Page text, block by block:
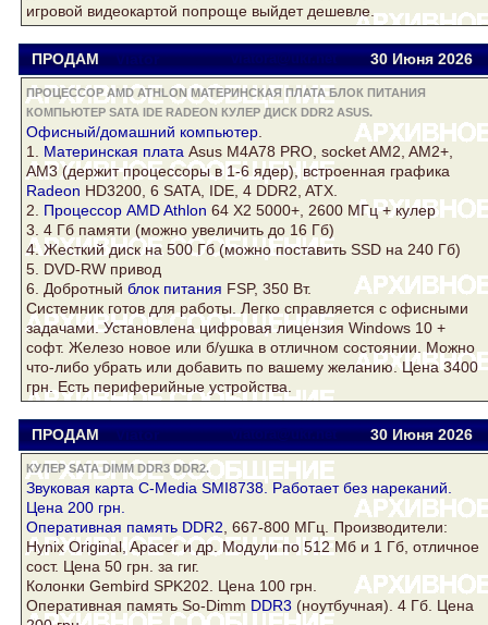
игровой видеокартой попроще выйдет дешевле.
ПРОДАМ Viator viatora@ukr.net 30 Июня 2026
ПРОЦЕССОР AMD ATHLON МАТЕРИНСКАЯ ПЛАТА БЛОК ПИТАНИЯ
КОМПЬЮТЕР SATA IDE RADEON КУЛЕР ДИСК DDR2 ASUS.
Офисный/домашний компьютер
1. Материнская плата Asus M4A78 PRO, socket AM2, AM2+,
AM3 (держит процессоры в 1-6 ядер), встроенная графика
Radeon HD3200, 6 SATA, IDE, 4 DDR2 , ATX.
2. Процессор AMD Athlon 64 Х2 5000+, 2600 МГц +кулер
3. 4 Гб памяти (можно увеличить до 16 Гб)
4. Жесткийдискна 500 Гб (можно поставить SSD на 240 Гб)
5. DVD-RW привод
6. Добротный блок питания FSP, 350 Вт.
Системник готов для работы. Легко справляется с офисными
задачами. Установлена цифровая лицензия Windows 10 +
софт. Железо новое или б/ушка в отличном состоянии. Можно
что-либо убрать или добавить по вашему желанию. Цена 3400
грн. Есть периферийные устройства.
ПРОДАМ Viator viatora@ukr.net 30 Июня 2026
КУЛЕР SATA DIMM DDR3 DDR2.
Звуковая карта C-Media SMI8738. Работает без нареканий.
Цена 200 грн.
Оперативная память DDR2 , 667-800 МГц. Производители:
Hynix Original, Apacer и др. Модули по 512 Мб и 1 Гб, отличное
сост. Цена 50 грн. за гиг.
Колонки Gembird SPK202. Цена 100 грн.
Оперативная память So-Dimm DDR3 (ноутбучная). 4 Гб. Цена